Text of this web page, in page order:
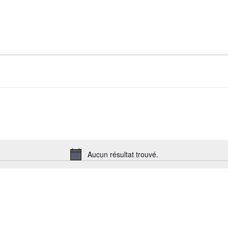
Notice
Aucun résultat trouvé.